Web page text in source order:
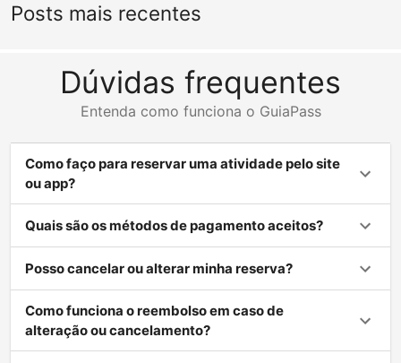
Posts mais recentes
Dúvidas frequentes
Entenda como funciona o GuiaPass
Como faço para reservar uma atividade pelo site
ou app?
Quais são os métodos de pagamento aceitos?
Posso cancelar ou alterar minha reserva?
Como funciona o reembolso em caso de
alteração ou cancelamento?